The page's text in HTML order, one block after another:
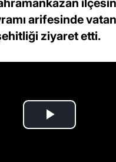
arifesinde
ziyaret etti.